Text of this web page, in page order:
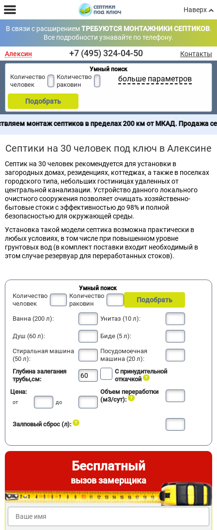
Наверх
В связи с расширениемТРЕБУЮТСЯ МОНТАЖНИКИ СЕПТИКОВ.
Все подробности узнавайте по телефону.
Алексин +7 (495) 324-04-50 Контакты
Умный поиск
Количество
человек
Количество
раковин
больше параметров
Подобрать
в пределах 200 км от МКАД. Продажа септиков по
Септики на 30 человек под ключ в Алексине
Септик на 30 человек рекомендуется для установки в
загородных домах, резиденциях, коттеджах, а также в поселках
городского типа, небольших гостиницах удаленных от
центральной канализации. Устройство данного локального
очистного сооружения позволяет очищать хозяйственно-
бытовые стоки с эффективностью до 98% и полной
безопасностью для окружающей среды.
Установка такой модели септика возможна практически в
любых условиях, в том числе при повышенном уровне
грунтовых вод (в комплект поставки входит необходимый в
этом случае резервуар для переработанных стоков).
Умный поиск
Количество
человек
Количество
раковин
Подобрать
Ванна (200 л): Унитаз (10 л):
Душ (60 л): Биде (5 л):
Стиральная машина
(50 л):
Посудомоечная
машина (20 л):
Глубина залегания
трубы,см:
С принудительной
откачкой
Цена:
от до
Объем переработки
(м3/сут):
Залповый сброс (л):
Бесплатный
вызов замерщика